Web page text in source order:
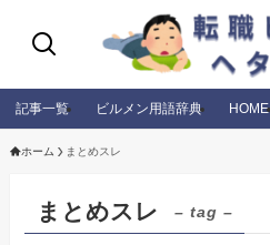
記事一覧 ビルメン用語辞典 HOME
ホーム まとめスレ
まとめスレ – tag –